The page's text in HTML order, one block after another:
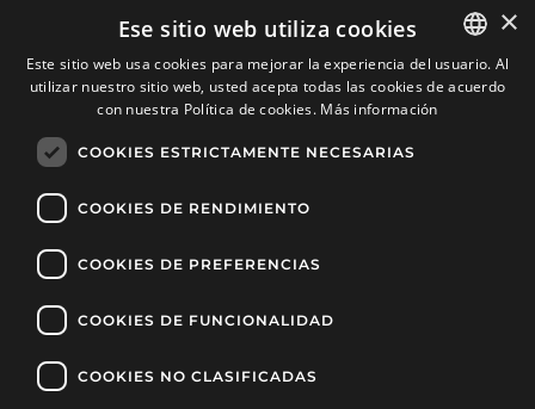
Historial de pedidos
Devoluciones
Productos favoritos
Comparar productos
SERVICIO AL CLIENTE
Condiciones de Compra
Cambios y devoluciones
Formas de pago
SPANISH
×
Ese sitio web utiliza cookies
Este sitio web usa cookies para mejorar la experiencia del usuario. Al
utilizar nuestro sitio web, usted acepta todas las cookies de acuerdo
con nuestra Política de cookies. Más información
COOKIES ESTRICTAMENTE NECESARIAS
COOKIES DE RENDIMIENTO
COOKIES DE PREFERENCIAS
COOKIES DE FUNCIONALIDAD
COOKIES NO CLASIFICADAS